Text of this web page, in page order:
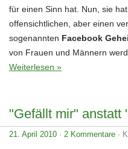
für einen Sinn hat. Nun, sie
offensichtlichen, aber einen
sogenannten Facebook
von Frauen und Männern
Weiterlesen »
"Gefällt mir" anstatt
21. April 2010 · 2 Kommentare ·